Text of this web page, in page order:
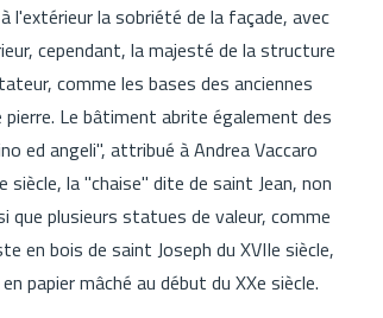
l'extérieur la sobriété de la façade, avec
cependant, la majesté de la structure
comme les bases des anciennes
Le bâtiment abrite également des
ed angeli", attribué à Andrea Vaccaro
la "chaise" dite de saint Jean, non
que plusieurs statues de valeur, comme
en bois de saint Joseph du XVIIe siècle,
papier mâché au début du XXe siècle.